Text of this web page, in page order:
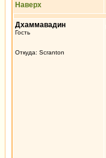
Наверх
Дхаммавадин
Гость
Откуда: Scranton